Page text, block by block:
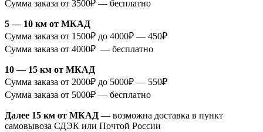
Сумма заказа от 3500₽ — бесплатно
5 — 10 км от МКАД
Сумма заказа от 1500₽ до 4000₽ — 450₽
Сумма заказа от 4000₽ — бесплатно
10 — 15 км от МКАД
Сумма заказа от 2000₽ до 5000₽ — 550₽
Сумма заказа от 5000₽ — бесплатно
Далее 15 км от МКАД — возможна доставка в пункт
самовывоза СДЭК или Почтой России